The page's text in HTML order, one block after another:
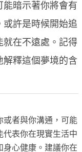
暗示著你將會有
許是時候開始追
就在不遠處。記得
解釋這個夢境的含
或者與你溝通，可能
代表你在現實生活中
身心健康。建議你在